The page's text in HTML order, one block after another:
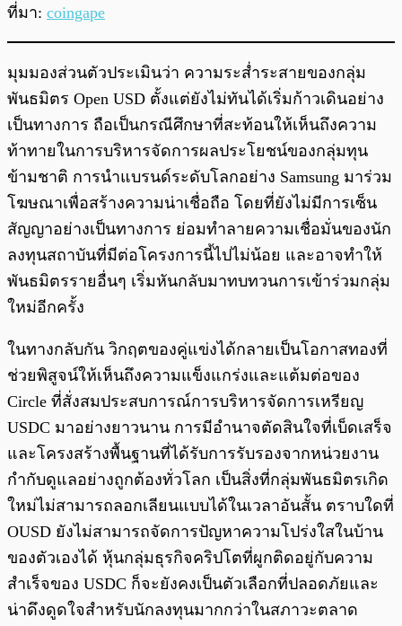
ที่มา: coingape
มุมมองส่วนตัวประเมินว่า ความระส่ำระสายของกลุ่ม
พันธมิตร Open USD ตั้งแต่ยังไม่ทันได้เริ่มก้าวเดินอย่าง
เป็นทางการ ถือเป็นกรณีศึกษาที่สะท้อนให้เห็นถึงความ
ท้าทายในการบริหารจัดการผลประโยชน์ของกลุ่มทุน
ข้ามชาติ การนำแบรนด์ระดับโลกอย่าง Samsung มาร่วม
โฆษณาเพื่อสร้างความน่าเชื่อถือ โดยที่ยังไม่มีการเซ็น
สัญญาอย่างเป็นทางการ ย่อมทำลายความเชื่อมั่นของนัก
ลงทุนสถาบันที่มีต่อโครงการนี้ไปไม่น้อย และอาจทำให้
พันธมิตรรายอื่นๆ เริ่มหันกลับมาทบทวนการเข้าร่วมกลุ่ม
ใหม่อีกครั้ง
ในทางกลับกัน วิกฤตของคู่แข่งได้กลายเป็นโอกาสทองที่
ช่วยพิสูจน์ให้เห็นถึงความแข็งแกร่งและแต้มต่อของ
Circle ที่สั่งสมประสบการณ์การบริหารจัดการเหรียญ
USDC มาอย่างยาวนาน การมีอำนาจตัดสินใจที่เบ็ดเสร็จ
และโครงสร้างพื้นฐานที่ได้รับการรับรองจากหน่วยงาน
กำกับดูแลอย่างถูกต้องทั่วโลก เป็นสิ่งที่กลุ่มพันธมิตรเกิด
ใหม่ไม่สามารถลอกเลียนแบบได้ในเวลาอันสั้น ตราบใดที่
OUSD ยังไม่สามารถจัดการปัญหาความโปร่งใสในบ้าน
ของตัวเองได้ หุ้นกลุ่มธุรกิจคริปโตที่ผูกติดอยู่กับความ
สำเร็จของ USDC ก็จะยังคงเป็นตัวเลือกที่ปลอดภัยและ
น่าดึงดูดใจสำหรับนักลงทุนมากกว่าในสภาวะตลาด